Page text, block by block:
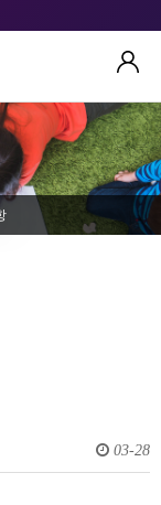
03-28